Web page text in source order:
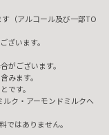
（アルコール及び一部TO
ざいます。
がございます。
みます。
です。
ルク・アーモンドミルクへ
ではありません。